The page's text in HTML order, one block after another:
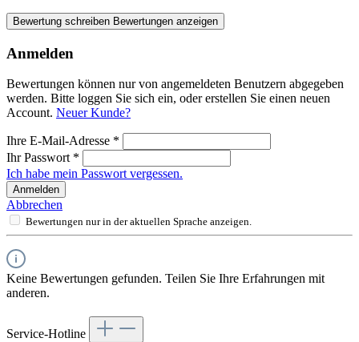
Bewertung schreiben Bewertungen anzeigen
Anmelden
Bewertungen können nur von angemeldeten Benutzern abgegeben
werden. Bitte loggen Sie sich ein, oder erstellen Sie einen neuen
Account. Neuer Kunde?
Ihre E-Mail-Adresse *
Ihr Passwort *
Ich habe mein Passwort vergessen.
Anmelden
Abbrechen
Bewertungen nur in der aktuellen Sprache anzeigen.
Keine Bewertungen gefunden. Teilen Sie Ihre Erfahrungen mit
anderen.
Service-Hotline